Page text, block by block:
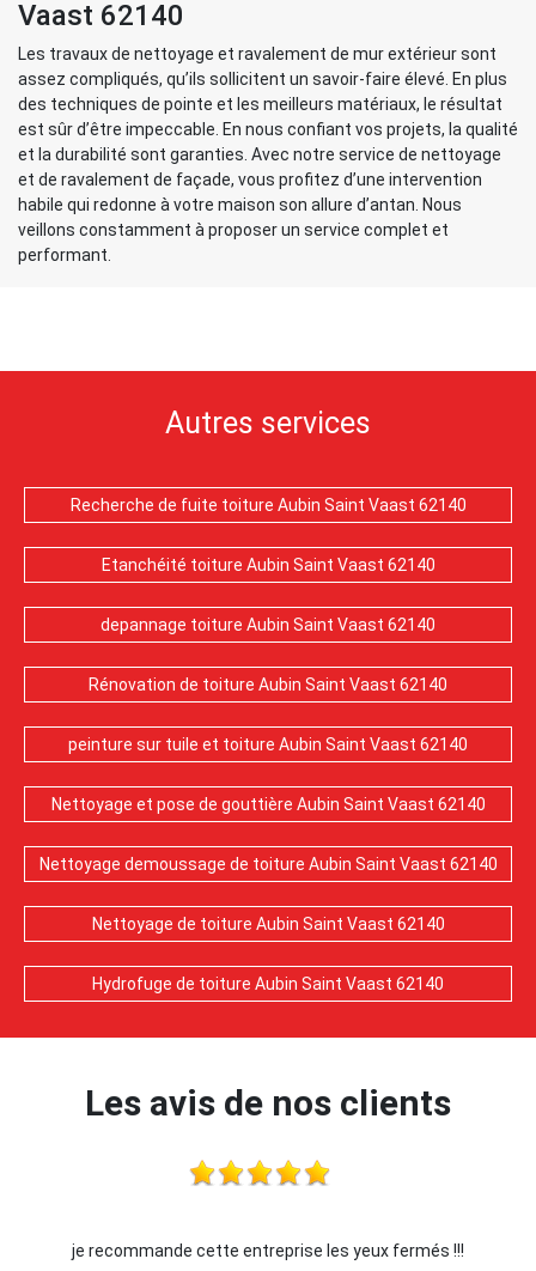
Vaast 62140
Les travaux de nettoyage et ravalement de mur extérieur sont
assez compliqués, qu’ils sollicitent un savoir-faire élevé. En plus
des techniques de pointe et les meilleurs matériaux, le résultat
est sûr d’être impeccable. En nous confiant vos projets, la qualité
et la durabilité sont garanties. Avec notre service de nettoyage
et de ravalement de façade, vous profitez d’une intervention
habile qui redonne à votre maison son allure d’antan. Nous
veillons constamment à proposer un service complet et
performant.
Autres services
Recherche de fuite toiture Aubin Saint Vaast 62140
Etanchéité toiture Aubin Saint Vaast 62140
depannage toiture Aubin Saint Vaast 62140
Rénovation de toiture Aubin Saint Vaast 62140
peinture sur tuile et toiture Aubin Saint Vaast 62140
Nettoyage et pose de gouttière Aubin Saint Vaast 62140
Nettoyage demoussage de toiture Aubin Saint Vaast 62140
Nettoyage de toiture Aubin Saint Vaast 62140
Hydrofuge de toiture Aubin Saint Vaast 62140
Les avis de nos clients
je recommande cette entreprise les yeux fermés !!!